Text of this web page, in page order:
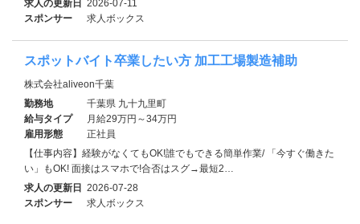
求人の更新日 2026-07-11
スポンサー
求人ボックス
スポットバイト卒業したい方 加工工場製造補助
株式会社aliveon千葉
勤務地
千葉県 九十九里町
給与タイプ
月給29万円～34万円
雇用形態
正社員
【仕事内容】経験がなくてもOK!誰でもできる簡単作業/ 「今すぐ働きた
い」もOK! 面接はスマホで!合否はスグ→最短2…
求人の更新日 2026-07-28
スポンサー
求人ボックス